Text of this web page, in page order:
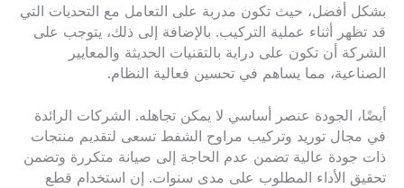
بشكل أفضل، حيث تكون مدربة على التعامل مع التحديات التي
قد تظهر أثناء عملية التركيب. بالإضافة إلى ذلك، يتوجب على
الشركة أن تكون على دراية بالتقنيات الحديثة والمعايير
الصناعية، مما يساهم في تحسين فعالية النظام.
أيضًا، الجودة عنصر أساسي لا يمكن تجاهله. الشركات الرائدة
في مجال توريد وتركيب مراوح الشفط تسعى لتقديم منتجات
ذات جودة عالية تضمن عدم الحاجة إلى صيانة متكررة وتضمن
تحقيق الأداء المطلوب على مدى سنوات. إن استخدام قطع